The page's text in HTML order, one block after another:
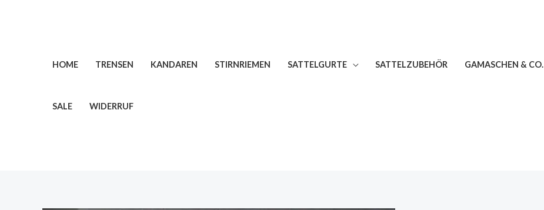
HOME TRENSEN KANDAREN STIRNRIEMEN SATTELGURTE SATTELZUBEHÖR GAMASCHEN & CO.
SALE WIDERRUF